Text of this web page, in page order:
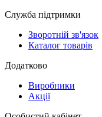
Служба підтримки
Зворотній зв'язок
Каталог товарів
Додатково
Виробники
Акції